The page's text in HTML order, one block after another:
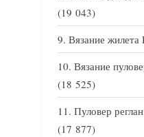
(19 043)
Вязание жилета
Вязание
(18 525)
Пуловер
(17 877)